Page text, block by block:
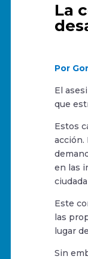
La
Por
El
que
Estos
acción.
en las
Este
las
lugar
Sin